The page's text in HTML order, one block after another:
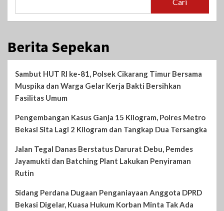
Berita Sepekan
Sambut HUT RI ke-81, Polsek Cikarang Timur Bersama
Muspika dan Warga Gelar Kerja Bakti Bersihkan
Fasilitas Umum
Pengembangan Kasus Ganja 15 Kilogram, Polres Metro
Bekasi Sita Lagi 2 Kilogram dan Tangkap Dua Tersangka
Jalan Tegal Danas Berstatus Darurat Debu, Pemdes
Jayamukti dan Batching Plant Lakukan Penyiraman
Rutin
Sidang Perdana Dugaan Penganiayaan Anggota DPRD
Bekasi Digelar, Kuasa Hukum Korban Minta Tak Ada